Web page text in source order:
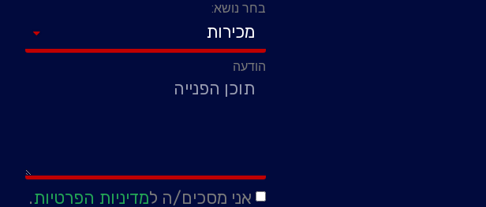
בחר נושא:
הודעה
אני מסכים/ה למדיניות הפרטיות.